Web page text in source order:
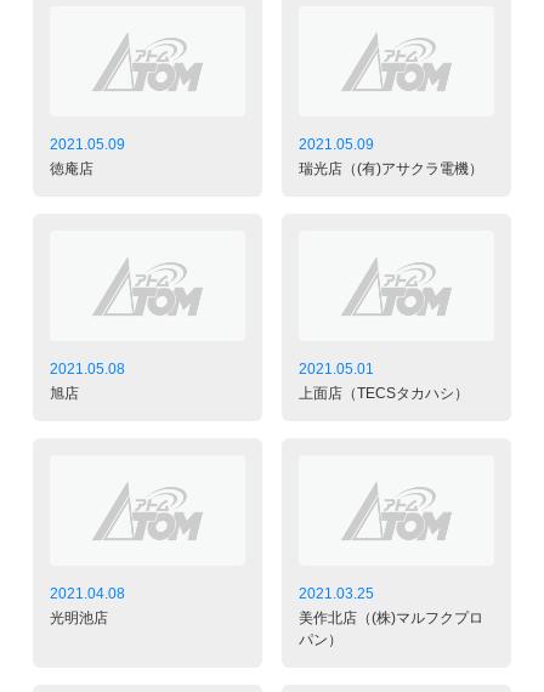
2021.05.09
徳庵店
2021.05.09
瑞光店（(有)アサクラ電機）
2021.05.08
旭店
2021.05.01
上面店（TECSタカハシ）
2021.04.08
光明池店
2021.03.25
美作北店（(株)マルフクプロ
パン）